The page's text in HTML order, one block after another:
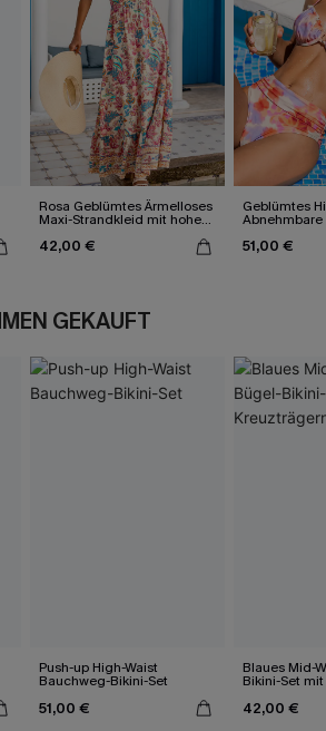
Rosa Geblümtes Ärmelloses
Maxi-Strandkleid mit hohem
42,00 €
Geblümtes
51,00 €
GEKAUFT
Push-up High-Waist
Bauchweg-Bikini-Set
51,00 €
Blaues Mid-
Bikini-Set
42,00 €